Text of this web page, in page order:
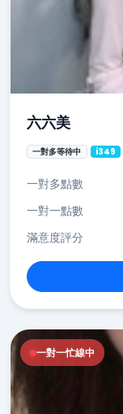
六六美
一對多等待中 i349
一對多點數
一對一點數
滿意度評分
一對一忙線中